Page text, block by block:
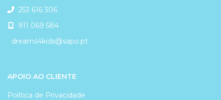
253 616 306
911 069 584
dreams4kids@sapo.pt
APOIO AO CLIENTE
Política de Privacidade